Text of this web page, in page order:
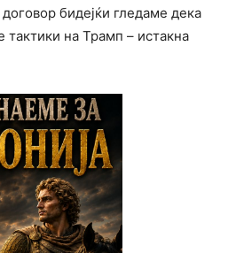
бидејќи гледаме дека
тактики на Трамп – истакна